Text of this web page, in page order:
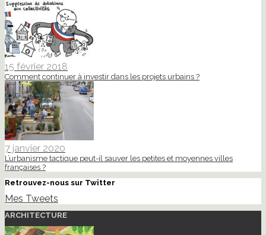
15 février 2018
Comment continuer à investir dans les projets urbains ?
7 janvier 2020
L’urbanisme tactique peut-il sauver les petites et moyennes villes
françaises ?
Retrouvez-nous sur Twitter
Mes Tweets
ARCHITECTURE